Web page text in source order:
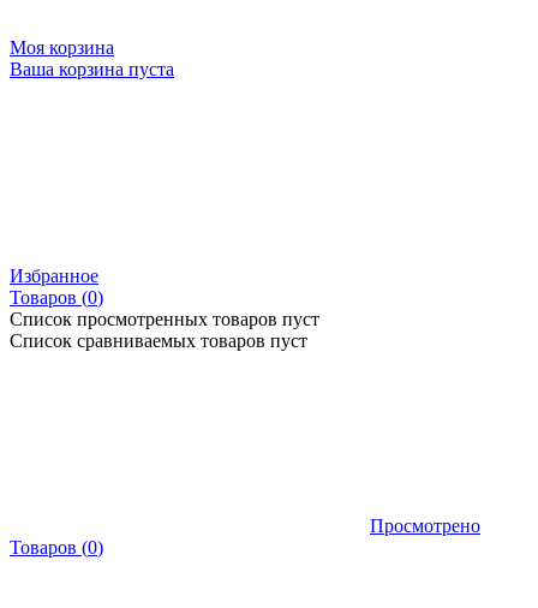
Моя корзина
Ваша корзина пуста
Избранное
Товаров (0)
Список просмотренных товаров пуст
Список сравниваемых товаров пуст
Просмотрено
Товаров (0)